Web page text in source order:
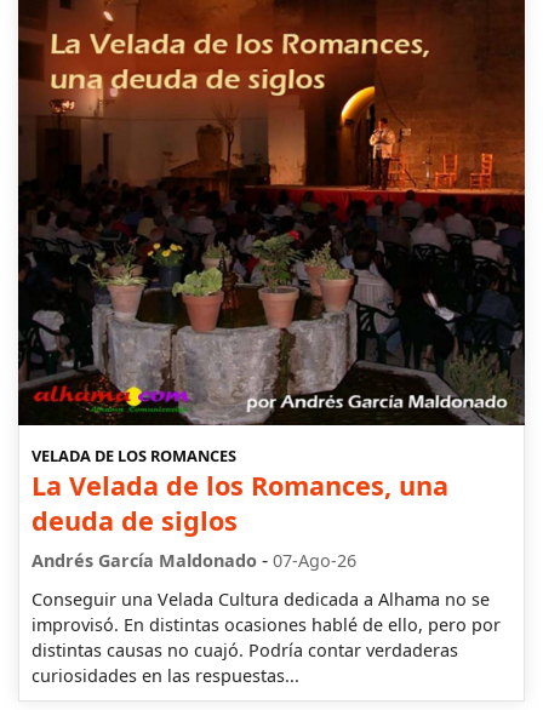
VELADA DE LOS ROMANCES
La Velada de los Romances, una
deuda de siglos
Andrés García Maldonado - 07-Ago-26
Conseguir una Velada Cultura dedicada a Alhama no se
improvisó. En distintas ocasiones hablé de ello, pero por
distintas causas no cuajó. Podría contar verdaderas
curiosidades en las respuestas...